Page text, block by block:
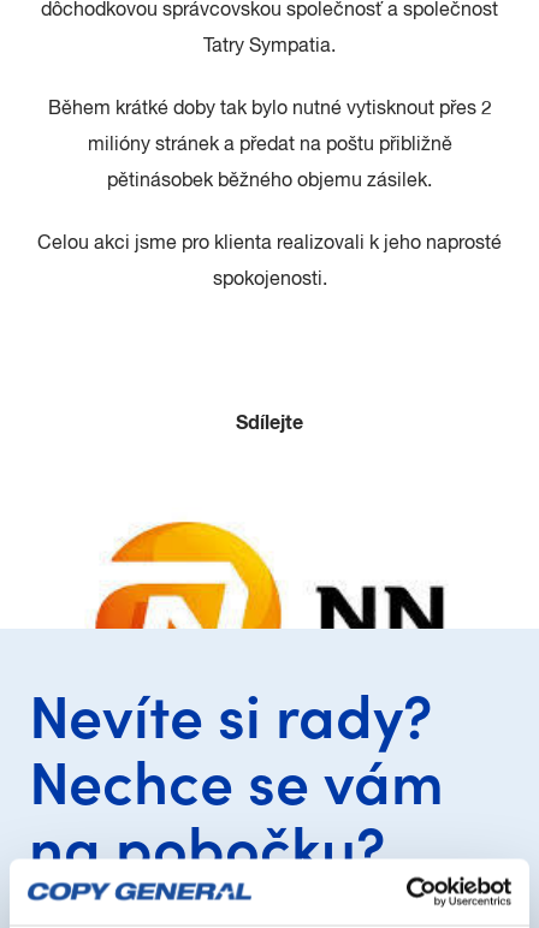
dôchodkovou správcovskou společnosť a společnost
Tatry Sympatia.
Během krátké doby tak bylo nutné vytisknout přes 2
milióny stránek a předat na poštu přibližně
pětinásobek běžného objemu zásilek.
Celou akci jsme pro klienta realizovali k jeho naprosté
spokojenosti.
Sdílejte
Nevíte si rady?
Nechce se vám
na pobočku?